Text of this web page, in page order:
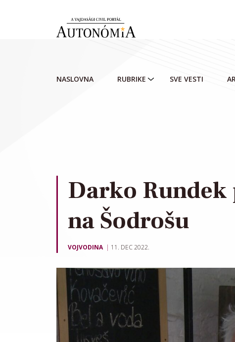
NASLOVNA RUBRIKE SVE VESTI
Darko
na Šodrošu
VOJVODINA 11. DEC 2022.